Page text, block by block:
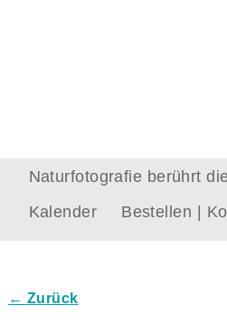
Naturfotografie berührt
Kalender
Bestellen |
← Zurück